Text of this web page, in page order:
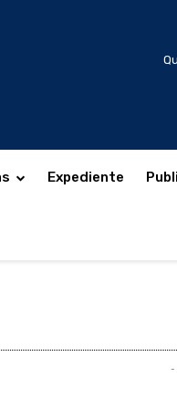
Expediente
-